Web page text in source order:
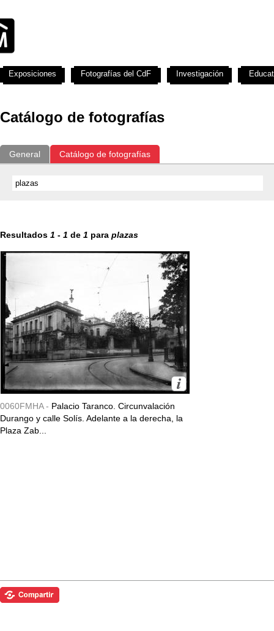
Catálogo de fotografías
General Catálogo de fotografías
Resultados 1 - 1 de 1 para plazas
0060FMHA - Palacio Taranco. Circunvalación
Durango y calle Solís. Adelante a la derecha, la
Plaza Zab...
Exposiciones Fotografías del CdF Investigación